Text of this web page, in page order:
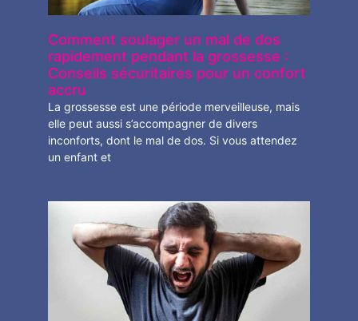
Comment soulager un mal de dos
rapidement pendant la grossesse :
Conseils sécuritaires pour un confort
accru
La grossesse est une période merveilleuse, mais
elle peut aussi s’accompagner de divers
inconforts, dont le mal de dos. Si vous attendez
un enfant et